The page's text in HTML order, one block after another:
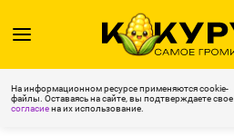
На информационном ресурсе применяются cookie-
файлы. Оставаясь на сайте, вы подтверждаете свое
согласиена их использование.